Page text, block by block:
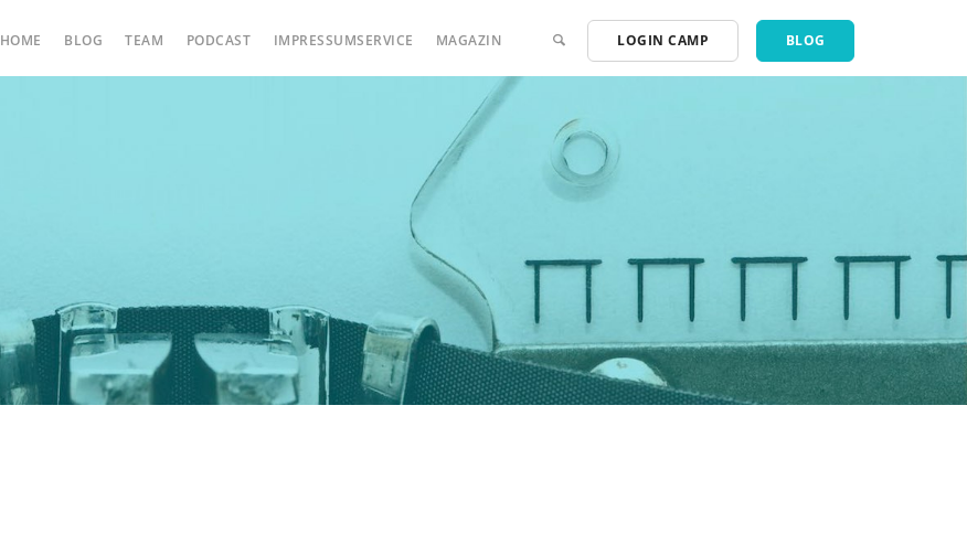
HOME BLOG TEAM PODCAST IMPRESSUMSERVICE MAGAZIN LOGIN CAMP BLOG